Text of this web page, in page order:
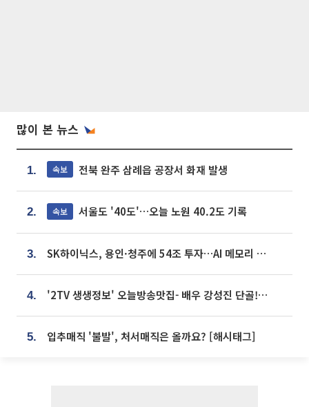
많이 본 뉴스
1. 속보 전북 완주 삼례읍 공장서 화재 발생
2. 속보 서울도 '40도'…오늘 노원 40.2도 기록
3. SK하이닉스, 용인·청주에 54조 투자…AI 메모리 생산기지 키운다
4. '2TV 생생정보' 오늘방송맛집- 배우 강성진 단골! 쌀국수ㆍ푸팟퐁 커리 맛집 '블○○○'
5. 입추매직 '불발', 처서매직은 올까요? [해시태그]